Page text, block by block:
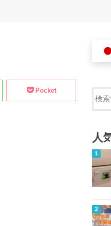
Pocket
人